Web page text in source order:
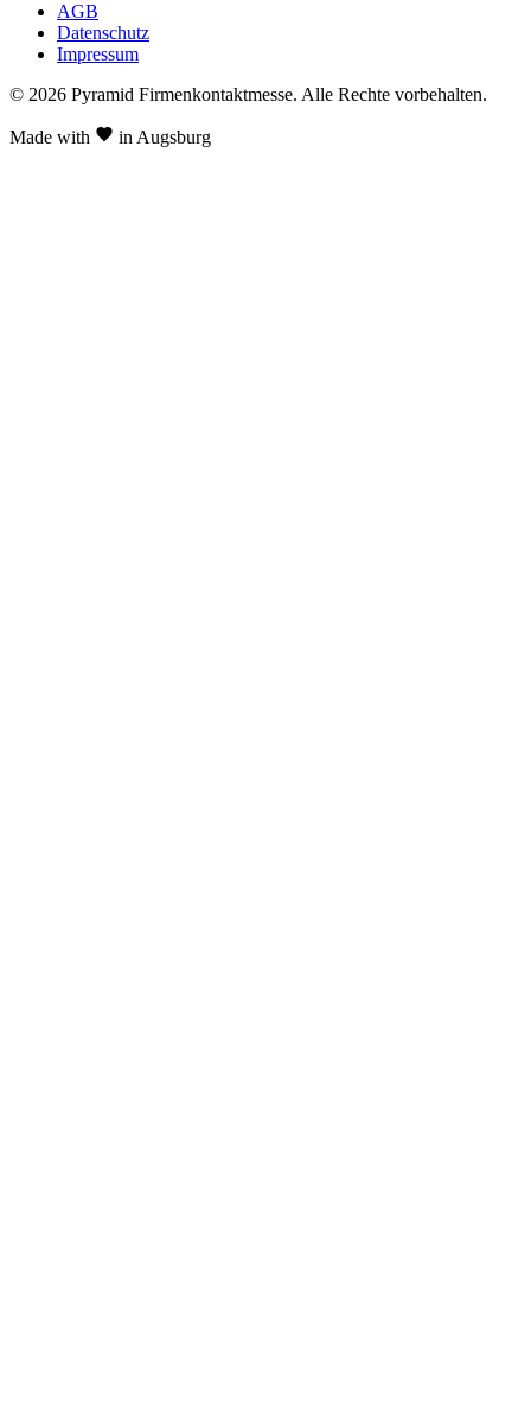
AGB
Datenschutz
Impressum
© 2026 Pyramid Firmenkontaktmesse. Alle Rechte vorbehalten.
Made with in Augsburg